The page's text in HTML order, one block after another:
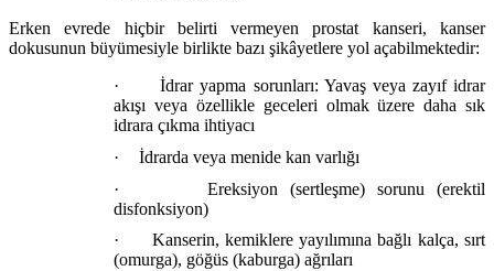
Erken evrede hiçbir belirti vermeyen prostat kanseri, kanser
dokusunun büyümesiyle birlikte bazı şikâyetlere yol açabilmektedir:
·
İdrar yapma sorunları: Yavaş veya zayıf idrar
akışı veya özellikle geceleri olmak üzere daha sık
idrara çıkma ihtiyacı
·
İdrarda veya menide kan varlığı
·
Ereksiyon (sertleşme) sorunu (erektil
disfonksiyon)
·
Kanserin, kemiklere yayılımına bağlı kalça, sırt
(omurga), göğüs (kaburga) ağrıları